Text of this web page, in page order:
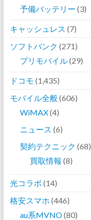
予備バッテリー (3)
キャッシュレス (7)
ソフトバンク (271)
プリモバイル(29)
ドコモ (1,435)
モバイル全般(606)
WiMAX(4)
ニュース (6)
契約テクニック (68)
買取情報 (8)
光コラボ (14)
格安スマホ (446)
au系MVNO(80)